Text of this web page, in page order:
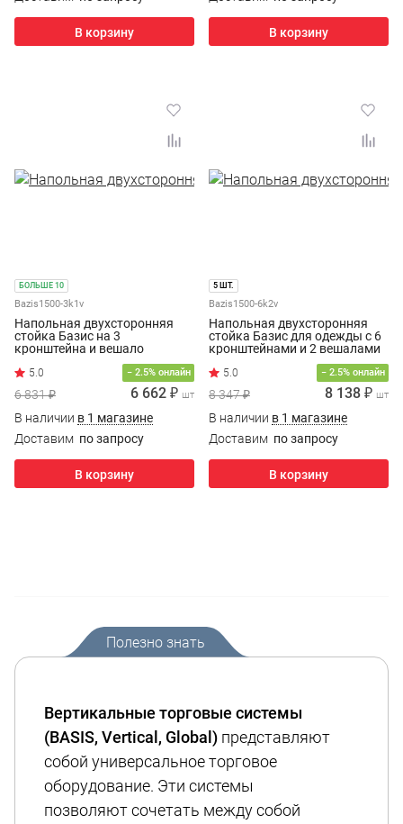
В корзину В корзину
БОЛЬШЕ 10
Bazis1500-3k1v
Напольная двухсторонняя
стойка Базис на 3
кронштейна и вешало
− 2.5% онлайн
6 831 ₽ 6 662 ₽ шт
В наличии в 1 магазине
Доставим по запросу
В корзину
5 ШТ.
Bazis1500-6k2v
Напольная двухсторонняя
стойка Базис для одежды с 6
кронштейнами и 2 вешалами
− 2.5% онлайн
8 347 ₽ 8 138 ₽ шт
В наличии в 1 магазине
Доставим по запросу
В корзину
Полезно знать
Вертикальные торговые системы
(BASIS, Vertical, Global) представляют
собой универсальное торговое
оборудование. Эти системы
позволяют сочетать между собой